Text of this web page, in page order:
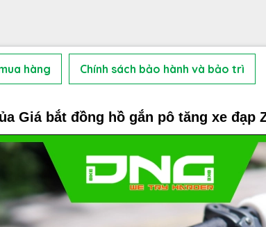
hàng Chính sách bảo hành và bảo trì
Giá bắt đồng hồ gắn pô tăng xe đạp